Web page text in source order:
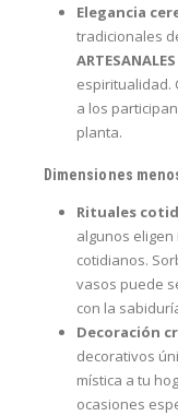
Elegancia
tradicionales
ARTESANALES
espiritualidad.
a los
planta.
Dimensiones
Rituales
algunos
cotidianos.
vasos puede
con la
Decoración
decorativos
mística a tu
ocasiones